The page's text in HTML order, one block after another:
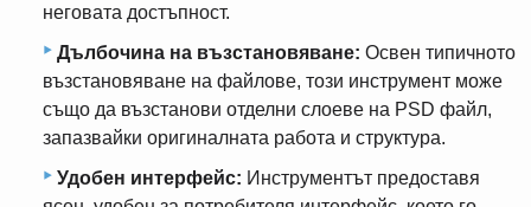
неговата достъпност.
Дълбочина на възстановяване: Освен типичното
възстановяване на файлове, този инструмент може
също да възстанови отделни слоеве на PSD файл,
запазвайки оригиналната работа и структура.
Удобен интерфейс: Инструментът предоставя